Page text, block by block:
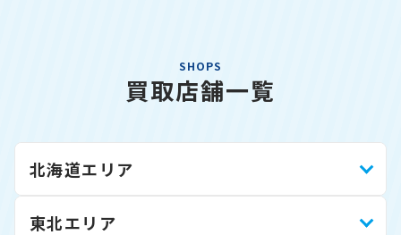
SHOPS
買取店舗一覧
北海道エリア
東北エリア